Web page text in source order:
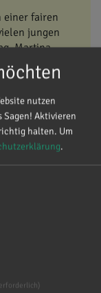
einer fairen
jungen
Martina
leben
Kinderrechte.
nutzen
Sagen! Aktivieren
halten. Um
.